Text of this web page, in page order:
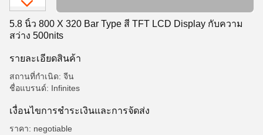
5.8 นิ้ว 800 X 320 Bar Type สี TFT LCD Display กับความ
สว่าง 500nits
รายละเอียดสินค้า
สถานที่กำเนิด: จีน
ชื่อแบรนด์: Infinites
เงื่อนไขการชําระเงินและการจัดส่ง
ราคา: negotiable